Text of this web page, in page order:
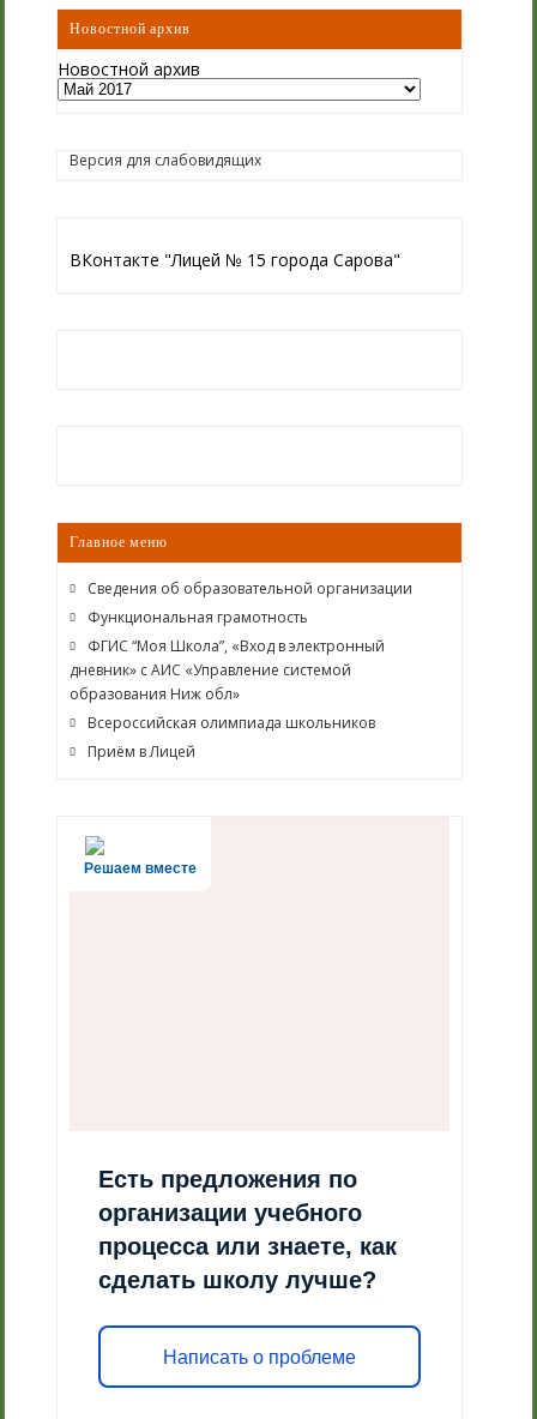
Новостной архив
Новостной архив
Версия для слабовидящих
ВКонтакте "Лицей № 15 города Сарова"
Главное меню
Сведения об образовательной организации
Функциональная грамотность
ФГИС “Моя Школа”, «Вход в электронный
дневник» с АИС «Управление системой
образования Ниж обл»
Всероссийская олимпиада школьников
Приём в Лицей
Решаем вместе
Есть предложения по
организации учебного
процесса или знаете, как
сделать школу лучше?
Написать о проблеме